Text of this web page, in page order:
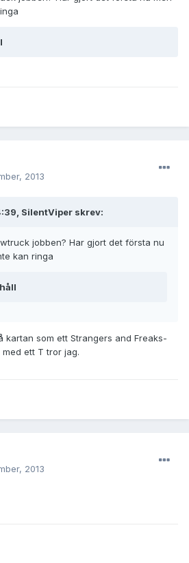
2013
SilentViper skrev:
jobben? Har gjort det första nu
kan ringa
kartan som ett Strangers and Freaks-
ett T tror jag.
2013